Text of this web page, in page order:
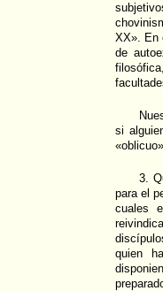
XX». En
de
si
3.
para el
cuales
quien